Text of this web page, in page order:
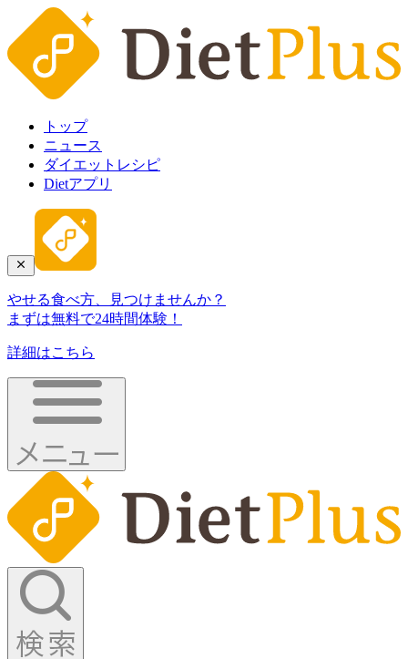
トップ
ニュース
ダイエットレシピ
Dietアプリ
やせる食べ方、見つけませんか？
まずは無料で24時間体験！
詳細はこちら